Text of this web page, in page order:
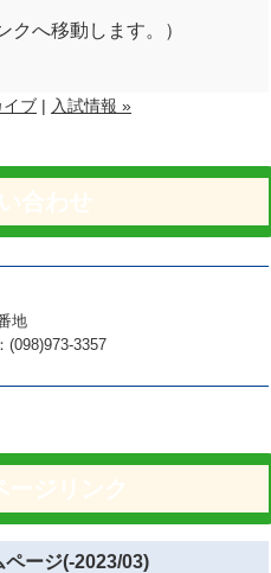
クへ移動します。）
イブ | 入試情報 »
地
(098)973-3357
ページ(-2023/03)